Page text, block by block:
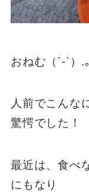
おねむ（´-`）.
人前でこんな
驚愕でした！
最近は、食べ
にもなり